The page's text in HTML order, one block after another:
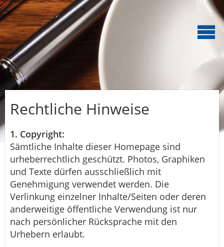
Rechtliche Hinweise
1. Copyright:
Sämtliche Inhalte dieser Homepage sind
urheberrechtlich geschützt. Photos, Graphiken
und Texte dürfen ausschließlich mit
Genehmigung verwendet werden. Die
Verlinkung einzelner Inhalte/Seiten oder deren
anderweitige öffentliche Verwendung ist nur
nach persönlicher Rücksprache mit den
Urhebern erlaubt.